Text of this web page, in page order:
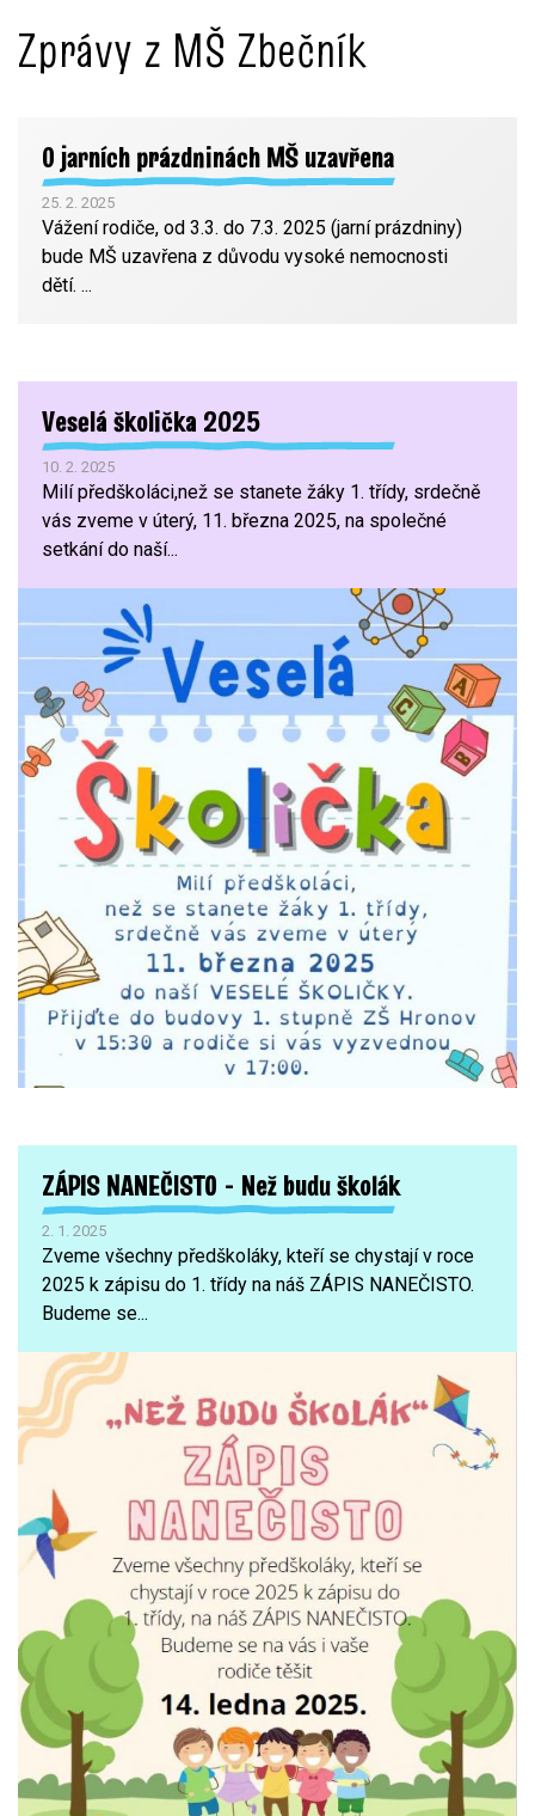
Zprávy z MŠ Zbečník
O jarních prázdninách MŠ uzavřena
25. 2. 2025
Vážení rodiče, od 3.3. do 7.3. 2025 (jarní prázdniny)
bude MŠ uzavřena z důvodu vysoké nemocnosti
dětí. ...
Veselá školička 2025
10. 2. 2025
Milí předškoláci,než se stanete žáky 1. třídy, srdečně
vás zveme v úterý, 11. března 2025, na společné
setkání do naší...
ZÁPIS NANEČISTO - Než budu školák
2. 1. 2025
Zveme všechny předškoláky, kteří se chystají v roce
2025 k zápisu do 1. třídy na náš ZÁPIS NANEČISTO.
Budeme se...